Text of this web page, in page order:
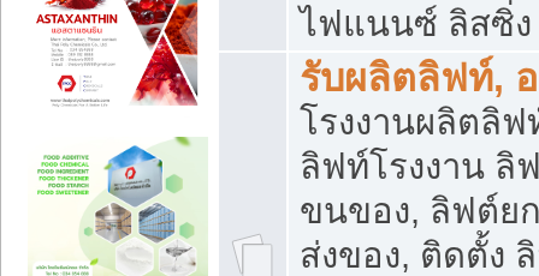
ไฟแนนซ์ ลิสซิ่ง
รับผลิตลิฟท์,
โรงงานผลิตลิ
ลิฟท์โรงงาน ลิ
ขนของ, ลิฟต์ย
ส่งของ, ติดตั้ง